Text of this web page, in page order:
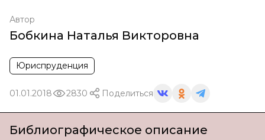
Автор
Бобкина Наталья Викторовна
Юриспруденция
01.01.2018 2830 Поделиться
Библиографическое описание